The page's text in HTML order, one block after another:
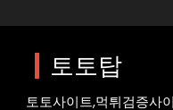
토토탑
토토사이트,먹튀검증사